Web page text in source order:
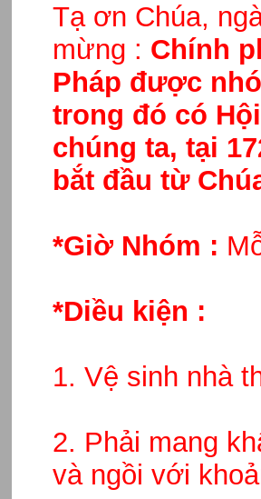
Tạ ơn Chúa,
mừng : Chính
Pháp được
trong đó có
chúng ta, tại
bắt đầu từ
*Giờ Nhóm :
*Diều kiện :
1. Vệ sinh nhà
2. Phải mang
và ngồi với